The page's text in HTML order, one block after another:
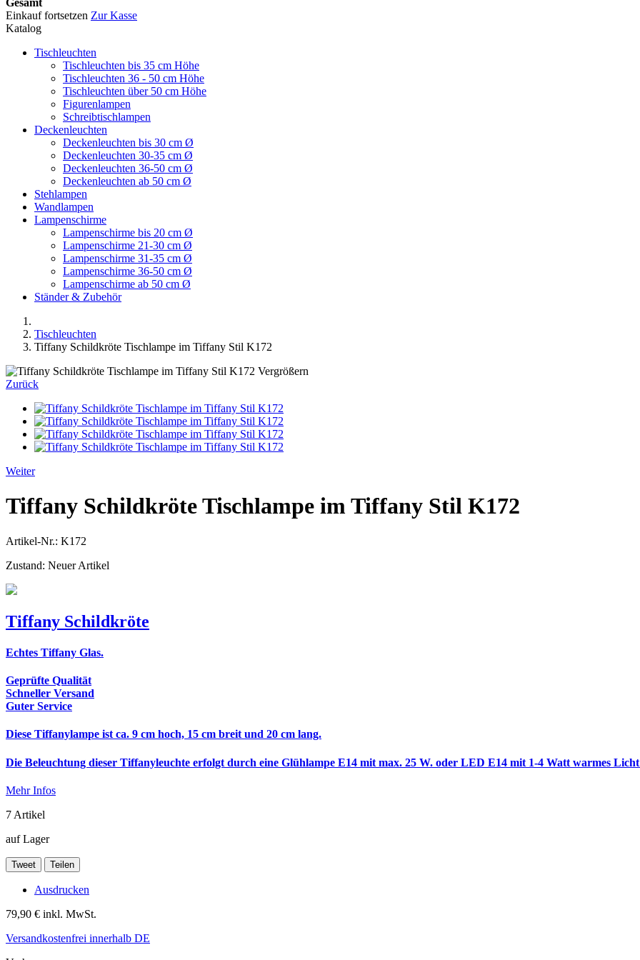
Einkauf fortsetzen Zur Kasse
Katalog
Tischleuchten
Tischleuchten bis 35 cm Höhe
Tischleuchten 36 - 50 cm Höhe
Tischleuchten über 50 cm Höhe
Figurenlampen
Schreibtischlampen
Deckenleuchten
Deckenleuchten bis 30 cm Ø
Deckenleuchten 30-35 cm Ø
Deckenleuchten 36-50 cm Ø
Deckenleuchten ab 50 cm Ø
Stehlampen
Wandlampen
Lampenschirme
Lampenschirme bis 20 cm Ø
Lampenschirme 21-30 cm Ø
Lampenschirme 31-35 cm Ø
Lampenschirme 36-50 cm Ø
Lampenschirme ab 50 cm Ø
Ständer & Zubehör
Tischleuchten
Tiffany Schildkröte Tischlampe im Tiffany Stil K172
Vergrößern
Zurück
Weiter
Tiffany Schildkröte Tischlampe im Tiffany Stil K172
Artikel-Nr.: K172
Zustand: Neuer Artikel
Tiffany Schildkröte
Echtes Tiffany Glas.
Geprüfte Qualität
Schneller Versand
Guter Service
Diese Tiffanylampe ist ca. 9 cm hoch, 15 cm breit und 20 cm lang.
Die Beleuchtung dieser Tiffanyleuchte erfolgt durch eine Glühlampe E14 mit max. 25 W. oder LED E14 mit 1-4 Watt warmes
Mehr Infos
7 Artikel
auf Lager
Tweet Teilen
Ausdrucken
79,90 € inkl. MwSt.
Versandkostenfrei innerhalb DE